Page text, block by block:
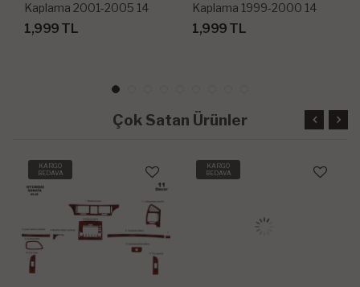
Kaplama 2001-2005 14
Parça
1,999 TL
Kaplama 1999-2000 14
Parça
1,999 TL
Çok Satan Ürünler
KARGO
BEDAVA
KARGO
BEDAVA